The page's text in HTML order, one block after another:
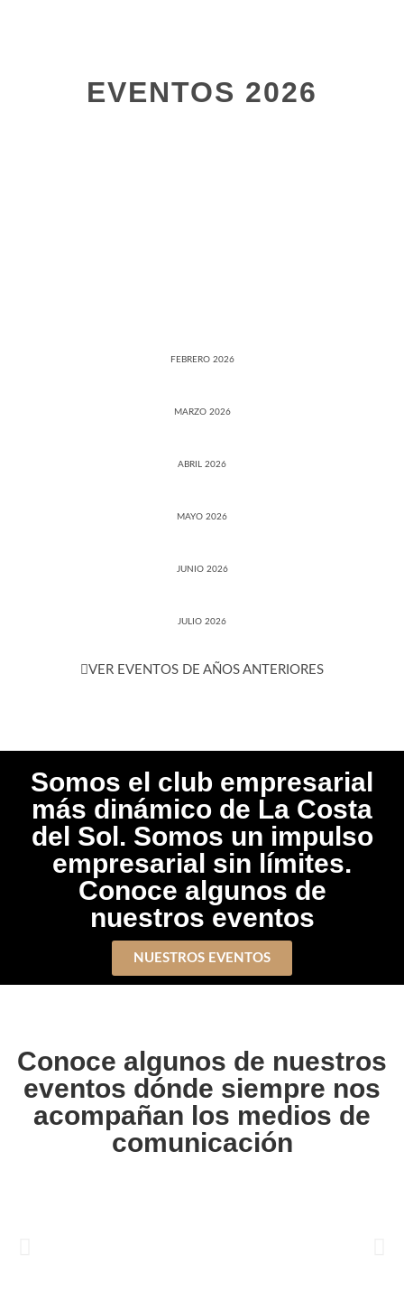
EVENTOS 2026
FEBRERO 2026
MARZO 2026
ABRIL 2026
MAYO 2026
JUNIO 2026
JULIO 2026
VER EVENTOS DE AÑOS ANTERIORES
Somos el club empresarial
más dinámico de La Costa
del Sol. Somos un impulso
empresarial sin límites.
Conoce algunos de
nuestros eventos
NUESTROS EVENTOS
Conoce algunos de nuestros
eventos dónde siempre nos
acompañan los medios de
comunicación